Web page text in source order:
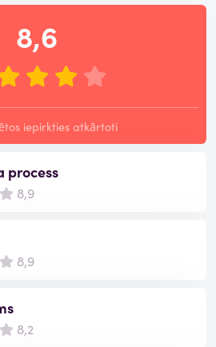
process
8,9
8,9
8,2
8,6
iepirkties atkārtoti